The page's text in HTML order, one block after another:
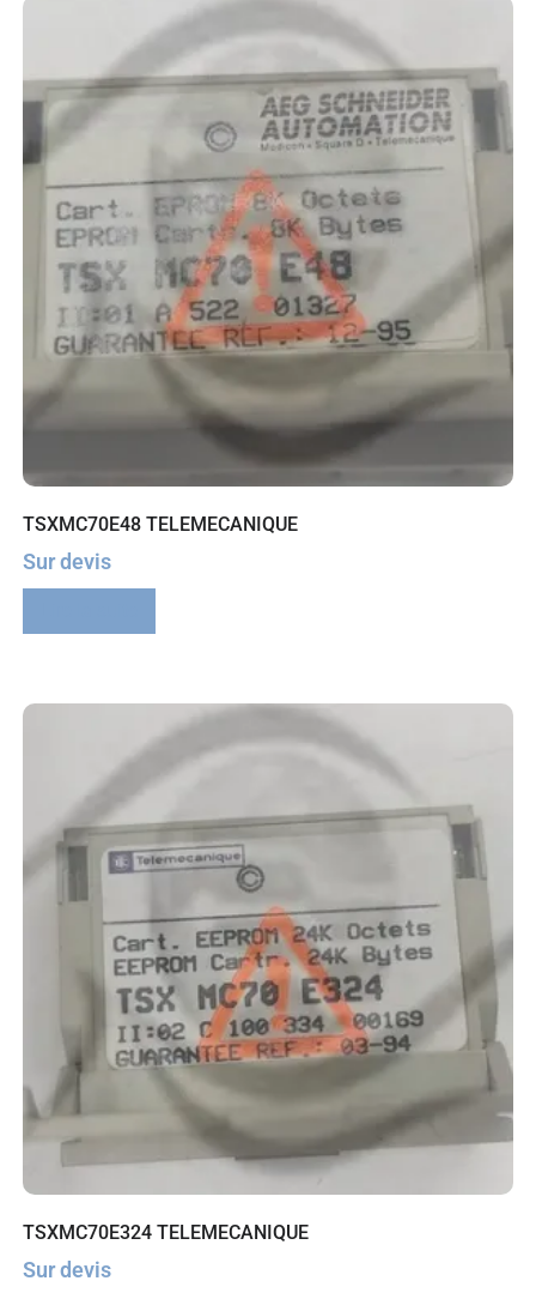
TSXMC70E48 TELEMECANIQUE
Sur devis
TSXMC70E324 TELEMECANIQUE
Sur devis